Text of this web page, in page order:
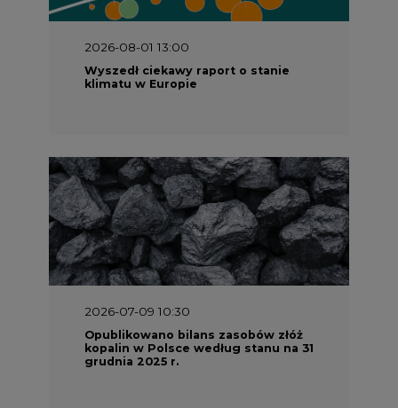
2026-08-01 13:00
Wyszedł ciekawy raport o stanie
klimatu w Europie
2026-07-09 10:30
Opublikowano bilans zasobów złóż
kopalin w Polsce według stanu na 31
grudnia 2025 r.